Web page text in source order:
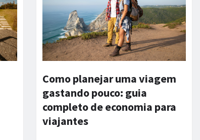
Como planejar uma viagem
gastando pouco: guia
completo de economia para
viajantes